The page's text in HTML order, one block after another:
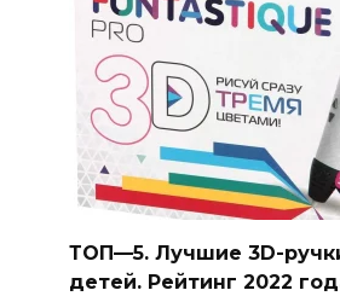
ТОП—5. Лучшие 3D-
детей. Рейтинг 2022